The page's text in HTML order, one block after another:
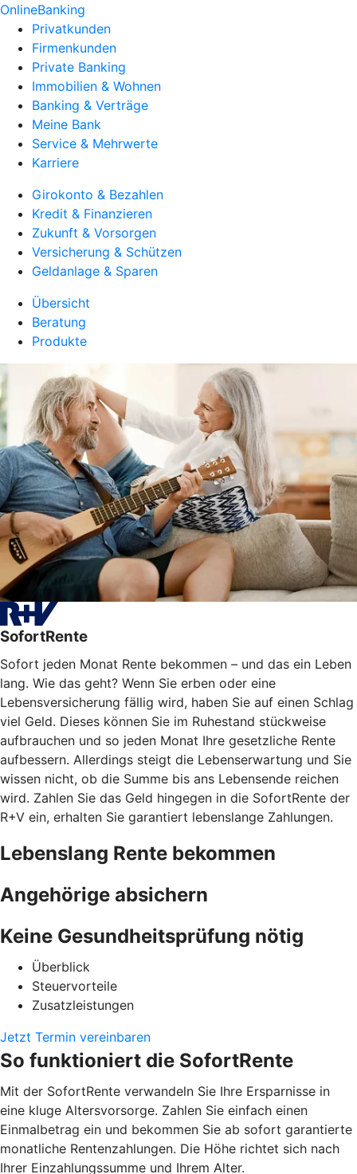
OnlineBanking
Privatkunden
Firmenkunden
Private Banking
Immobilien & Wohnen
Banking & Verträge
Meine Bank
Service & Mehrwerte
Karriere
Girokonto & Bezahlen
Kredit & Finanzieren
Zukunft & Vorsorgen
Versicherung & Schützen
Geldanlage & Sparen
Übersicht
Beratung
Produkte
SofortRente
Sofort jeden Monat Rente bekommen – und das ein Leben
lang. Wie das geht? Wenn Sie erben oder eine
Lebensversicherung fällig wird, haben Sie auf einen Schlag
viel Geld. Dieses können Sie im Ruhestand stückweise
aufbrauchen und so jeden Monat Ihre gesetzliche Rente
aufbessern. Allerdings steigt die Lebenserwartung und Sie
wissen nicht, ob die Summe bis ans Lebensende reichen
wird. Zahlen Sie das Geld hingegen in die SofortRente der
R+V ein, erhalten Sie garantiert lebenslange Zahlungen.
Lebenslang Rente bekommen
Angehörige absichern
Keine Gesundheitsprüfung nötig
Überblick
Steuervorteile
Zusatzleistungen
Jetzt Termin vereinbaren
So funktioniert die SofortRente
Mit der SofortRente verwandeln Sie Ihre Ersparnisse in
eine kluge Altersvorsorge. Zahlen Sie einfach einen
Einmalbetrag ein und bekommen Sie ab sofort garantierte
monatliche Rentenzahlungen. Die Höhe richtet sich nach
Ihrer Einzahlungssumme und Ihrem Alter.